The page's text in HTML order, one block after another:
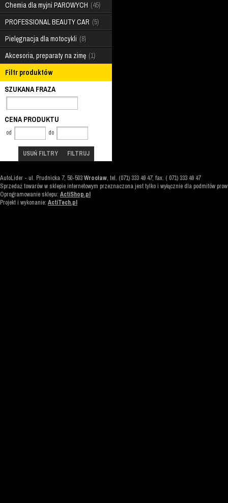
Chemia dla myjni PAROWYCH 45
PROFESSIONAL BEAUTY CAR 5
Pielęgnacja dla motocykli 8
Akcesoria, preparaty na zimę 1
Filtr produktów
SZUKANA FRAZA
CENA PRODUKTU
od do
USUŃ FILTRY FILTRUJ
AutoLider - ul. Prudnicka 7, 50-503Wrocław, tel. (071) 333 49 47, fax. ( 071) 333 49 47
Sprzedaż towarów w sklepie internetowym przeznaczona jest tylko i wyłącznie dla podmitów
Oprogramowanie sklepu: ActiShop.pl
Projekt i wykonanie: ActiTech.pl